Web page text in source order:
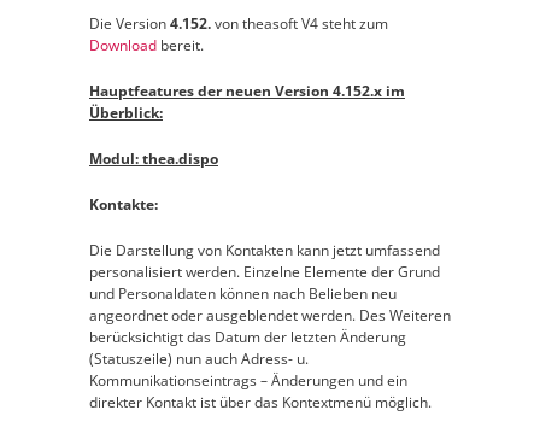
Die Version4.152.von theasoft V4 steht zum
Download bereit.
Hauptfeatures der neuen Version 4.152.x im
Überblick:
Modul: thea.dispo
Kontakte:
Die Darstellung von Kontakten kann jetzt umfassend
personalisiert werden. Einzelne Elemente der Grund
und Personaldaten können nach Belieben neu
angeordnet oder ausgeblendet werden. Des Weiteren
berücksichtigt das Datum der letzten Änderung
(Statuszeile) nun auch Adress- u.
Kommunikationseintrags – Änderungen und ein
direkter Kontakt ist über das Kontextmenü möglich.